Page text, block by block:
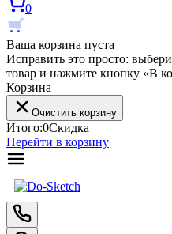
0
Ваша корзина пуста
Исправить это просто:
товар и нажмите кнопку «В
Корзина
Очистить корзину
Итого:0Скидка
Перейти в корзину